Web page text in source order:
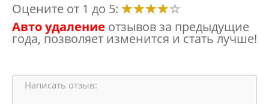
Оцените от 1 до 5:
Авто удаление отзывов за предыдущие
года, позволяет изменится и стать лучше!